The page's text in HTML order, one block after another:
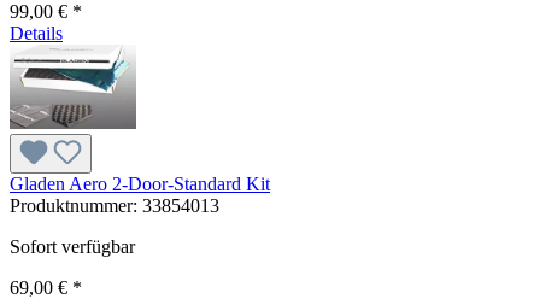
99,00 € *
Details
Gladen Aero 2-Door-Standard Kit
Produktnummer: 33854013
Sofort verfügbar
69,00 € *